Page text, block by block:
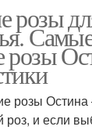
розы
розы
розы
розы
роз, и если